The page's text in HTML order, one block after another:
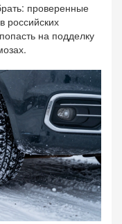
проверенные
российских
на подделку